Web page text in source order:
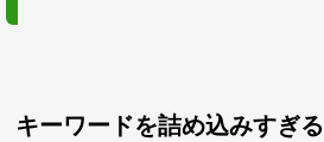
キーワードを詰め込みすぎる